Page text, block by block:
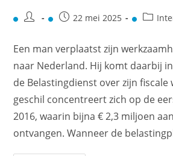
22 mei 2025
Een man verplaatst zijn
naar Nederland. Hij komt daarbij
de Belastingdienst over zijn
geschil concentreert zich op de
2016, waarin bijna € 2,3 miljoen
ontvangen. Wanneer de